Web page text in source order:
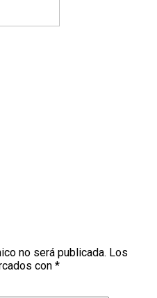
no será publicada. Los
con *